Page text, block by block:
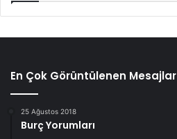
En Çok Görüntülenen Mesajlar
25 Ağustos 2018
Burç Yorumları